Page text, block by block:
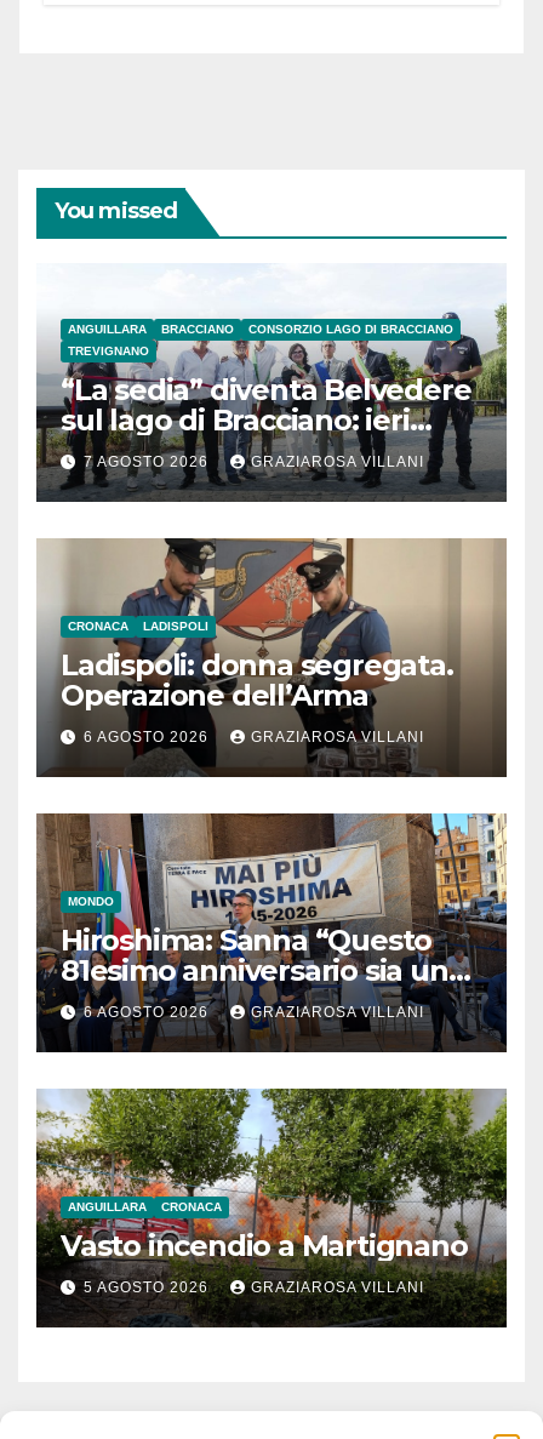
You missed
ANGUILLARA BRACCIANO
CONSORZIO LAGO DI BRACCIANO
TREVIGNANO
“La sedia” diventa Belvedere
sul lago di Bracciano: ieri
l’inaugurazione
7 AGOSTO 2026 GRAZIAROSA VILLANI
CRONACA LADISPOLI
Ladispoli: donna segregata.
Operazione dell’Arma
6 AGOSTO 2026 GRAZIAROSA VILLANI
MONDO
Hiroshima: Sanna “Questo
81esimo anniversario sia un
monito per tutti”
6 AGOSTO 2026 GRAZIAROSA VILLANI
ANGUILLARA CRONACA
Vasto incendio a Martignano
5 AGOSTO 2026 GRAZIAROSA VILLANI